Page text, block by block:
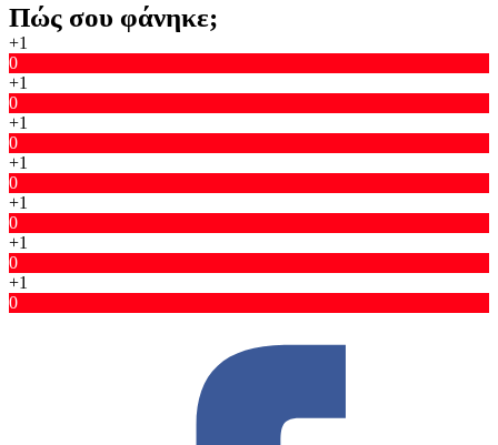
Πώς σου φάνηκε;
+1
0
+1
0
+1
0
+1
0
+1
0
+1
0
+1
0